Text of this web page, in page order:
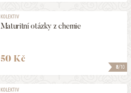
8/10
KOLEKTIV
Maturitní otázky z chemie
50 Kč
KOLEKTIV